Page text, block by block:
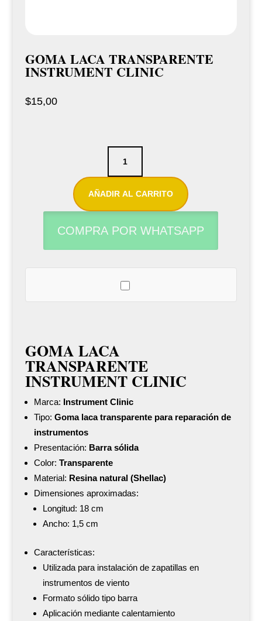
GOMA LACA TRANSPARENTE
INSTRUMENT CLINIC
$15,00
cantidad
AÑADIR AL CARRITO
COMPRA POR WHATSAPP
GOMA LACA
TRANSPARENTE
INSTRUMENT CLINIC
Marca: Instrument Clinic
Tipo: Goma laca transparente para reparación de
instrumentos
Presentación: Barra sólida
Color: Transparente
Material: Resina natural (Shellac)
Dimensiones aproximadas:
Longitud: 18 cm
Ancho: 1,5 cm
Características:
Utilizada para instalación de zapatillas en
instrumentos de viento
Formato sólido tipo barra
Aplicación mediante calentamiento